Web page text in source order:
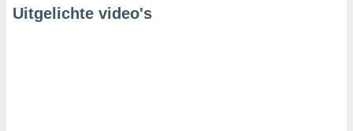
Uitgelichte video's